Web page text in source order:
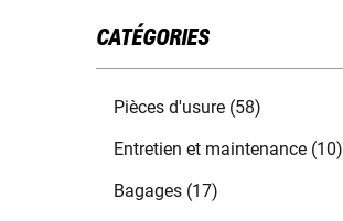
CATÉGORIES
Pièces d'usure (58)
Entretien et maintenance (10)
Bagages (17)